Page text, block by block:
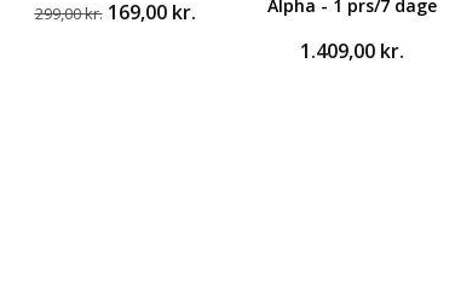
299,00kr. Den
169,00 kr.Den
Alpha - 1 prs/7 dage
1.409,00 kr.